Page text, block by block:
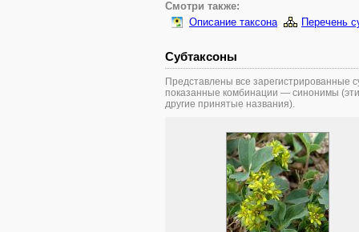
Смотри также:
Описание таксона
Перечень
Субтаксоны
Представлены все зарегистрированные
показанные комбинации — синонимы
другие принятые названия).